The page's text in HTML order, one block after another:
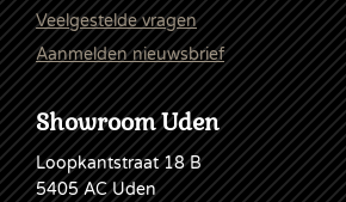
Veelgestelde vragen
Aanmelden nieuwsbrief
Showroom Uden
Loopkantstraat 18 B
5405 AC Uden